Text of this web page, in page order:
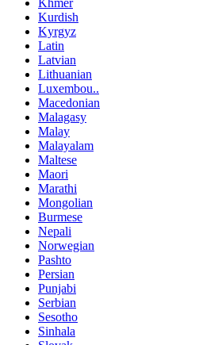
Kurdish
Kyrgyz
Latin
Latvian
Lithuanian
Luxembou..
Macedonian
Malagasy
Malay
Malayalam
Maltese
Maori
Marathi
Mongolian
Burmese
Nepali
Norwegian
Pashto
Persian
Punjabi
Serbian
Sesotho
Sinhala